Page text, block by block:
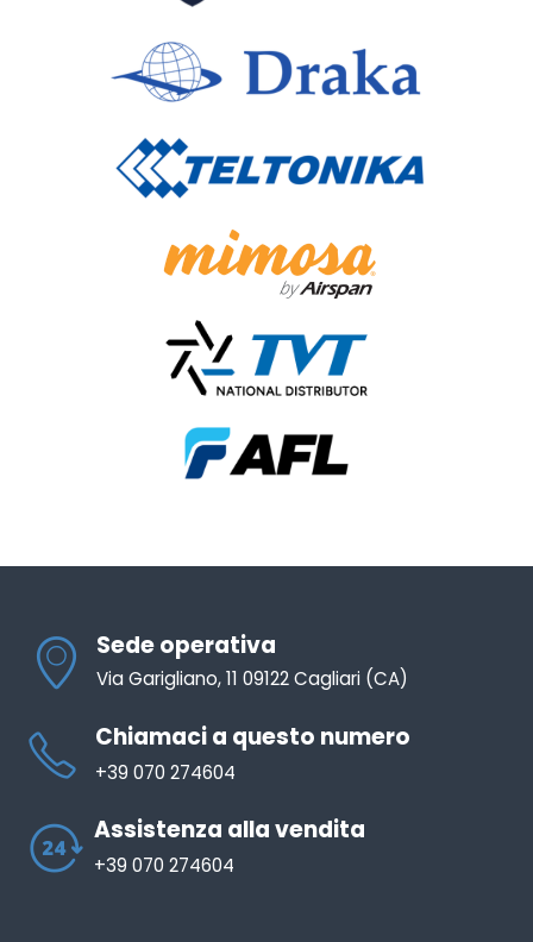
Sede operativa
Via Garigliano, 11 09122 Cagliari (CA)
Chiamaci a questo numero
+39 070 274604
Assistenza alla vendita
+39 070 274604